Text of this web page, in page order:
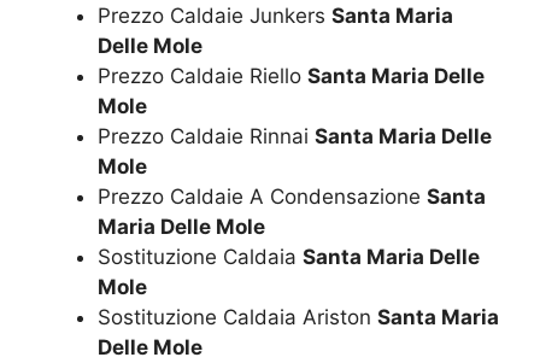
Prezzo Caldaie Junkers Santa Maria
Delle Mole
Prezzo Caldaie Riello Santa Maria Delle
Mole
Prezzo Caldaie Rinnai Santa Maria Delle
Mole
Prezzo Caldaie A Condensazione Santa
Maria Delle Mole
Sostituzione Caldaia Santa Maria Delle
Mole
Sostituzione Caldaia Ariston Santa Maria
Delle Mole